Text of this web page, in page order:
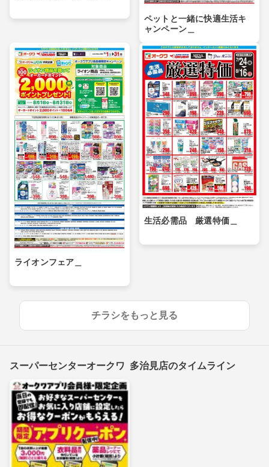
ペットと一緒に快適生活キ
ャンペーン＿
ライオンフェア＿
生活必需品 厳選特価＿
チラシをもっと見る
スーパーセンターオークワ 多治見店のタイムライン